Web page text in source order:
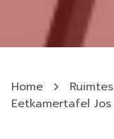
Home Ruimtes
Eetkamertafel Jos